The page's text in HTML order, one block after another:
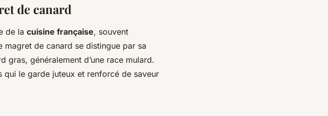
!
de canard
de la cuisine française, souvent
magret de canard se distingue par sa
gras, généralement d’une race mulard.
le garde juteux et renforcé de saveur